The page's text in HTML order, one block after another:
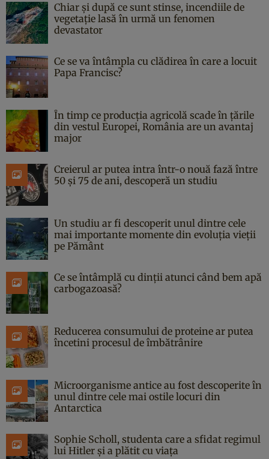
Chiar și după ce sunt stinse, incendiile de
vegetație lasă în urmă un fenomen
devastator
Ce se va întâmpla cu clădirea în care a locuit
Papa Francisc?
În timp ce producția agricolă scade în țările
din vestul Europei, România are un avantaj
major
Creierul ar putea intra într-o nouă fază între
50 și 75 de ani, descoperă un studiu
Un studiu ar fi descoperit unul dintre cele
mai importante momente din evoluția vieții
pe Pământ
Ce se întâmplă cu dinții atunci când bem apă
carbogazoasă?
Reducerea consumului de proteine ar putea
încetini procesul de îmbătrânire
Microorganisme antice au fost descoperite în
unul dintre cele mai ostile locuri din
Antarctica
Sophie Scholl, studenta care a sfidat regimul
lui Hitler și a plătit cu viața